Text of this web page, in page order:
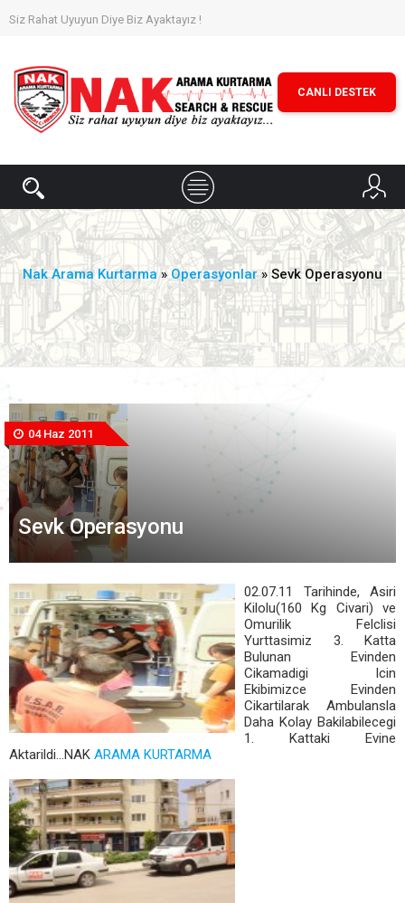
Siz Rahat Uyuyun Diye Biz Ayaktayız !
CANLI DESTEK
Nak Arama Kurtarma» Operasyonlar» Sevk Operasyonu
04 Haz 2011
Sevk Operasyonu
02.07.11 Tarihinde, Asiri
Kilolu(160 Kg Civari) ve
Omurilik Felclisi
Yurttasimiz 3. Katta
Bulunan Evinden
Cikamadigi Icin
Ekibimizce Evinden
Cikartilarak Ambulansla
Daha Kolay Bakilabilecegi
1. Kattaki Evine
Aktarildi...NAK ARAMA KURTARMA